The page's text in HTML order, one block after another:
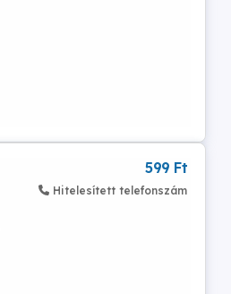
599 Ft
Hitelesített telefonszám